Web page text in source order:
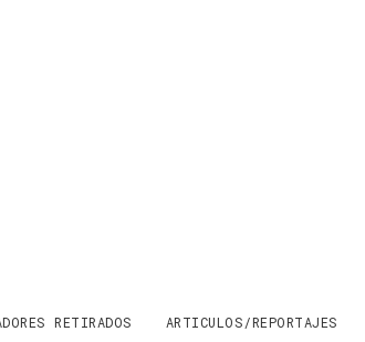
RETIRADOS ARTICULOS/REPORTAJES